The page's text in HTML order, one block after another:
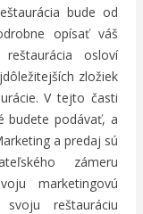
bude od
opísať váš
osloví
zložiek
V tejto časti
budete podávať, a
a predaj sú
zámeru
marketingovú
reštauráciu